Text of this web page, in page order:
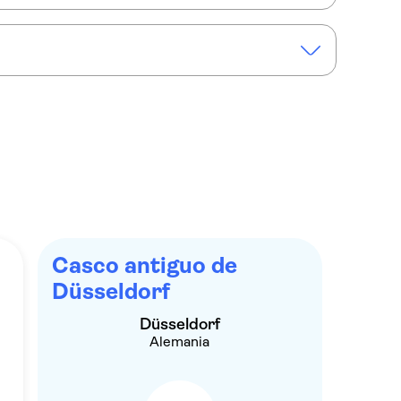
Casco antiguo de
Düsseldorf
Düsseldorf
Alemania